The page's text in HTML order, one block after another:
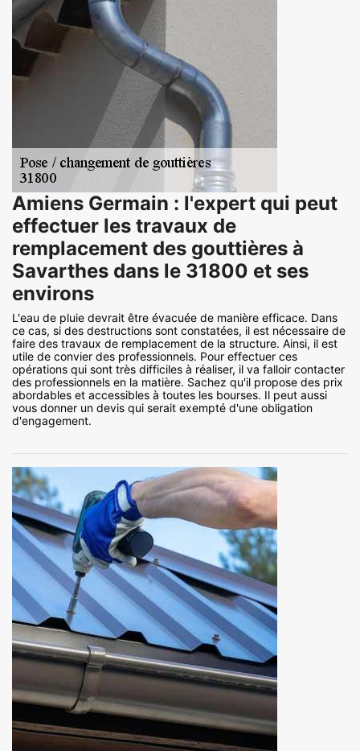
Amiens Germain : l'expert qui peut
effectuer les travaux de
remplacement des gouttières à
Savarthes dans le 31800 et ses
environs
L'eau de pluie devrait être évacuée de manière efficace. Dans
ce cas, si des destructions sont constatées, il est nécessaire de
faire des travaux de remplacement de la structure. Ainsi, il est
utile de convier des professionnels. Pour effectuer ces
opérations qui sont très difficiles à réaliser, il va falloir contacter
des professionnels en la matière. Sachez qu'il propose des prix
abordables et accessibles à toutes les bourses. Il peut aussi
vous donner un devis qui serait exempté d'une obligation
d'engagement.